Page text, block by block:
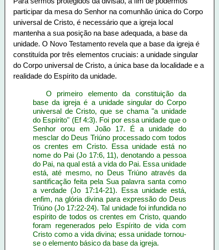
participar da mesa do Senhor na comunhão única do Corpo
universal de Cristo, é necessário que a igreja local
mantenha a sua posição na base adequada, a base da
unidade. O Novo Testamento revela que a base da igreja é
constituída por três elementos cruciais: a unidade singular
do Corpo universal de Cristo, a única base da localidade e a
realidade do Espírito da unidade.
O primeiro elemento da constituição da
base da igreja é a unidade singular do Corpo
universal de Cristo, que se chama "a unidade
do Espírito" (Ef 4:3). Foi por essa unidade que o
Senhor orou em João 17. É a unidade do
mesclar do Deus Triúno processado com todos
os crentes em Cristo. Essa unidade está no
nome do Pai (Jo 17:6, 11), denotando a pessoa
do Pai, na qual está a vida do Pai. Essa unidade
está, até mesmo, no Deus Triúno através da
santificação feita pela Sua palavra santa como
a verdade (Jo 17:14-21). Essa unidade está,
enfim, na glória divina para expressão do Deus
Triúno (Jo 17:22-24). Tal unidade foi infundida no
espírito de todos os crentes em Cristo, quando
foram regenerados pelo Espírito de vida com
Cristo como a vida divina; essa unidade tornou-
se o elemento básico da base da igreja.